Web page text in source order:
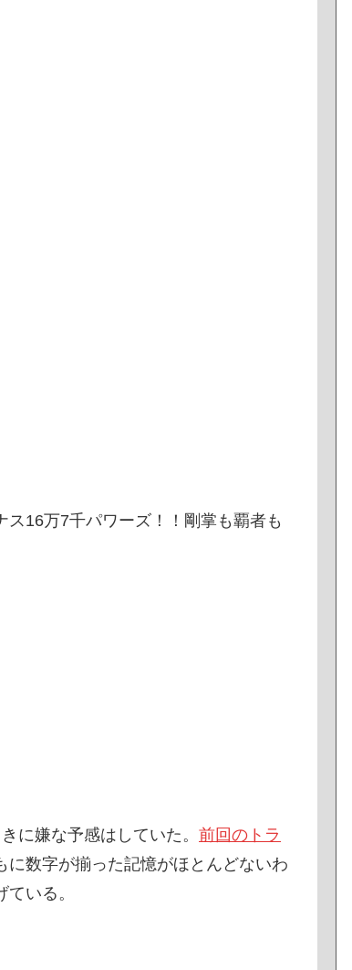
ス16万7千パワーズ！！剛掌も覇者も
に嫌な予感はしていた。 前回のトラ
数字が揃った記憶がほとんどないわ
いる。